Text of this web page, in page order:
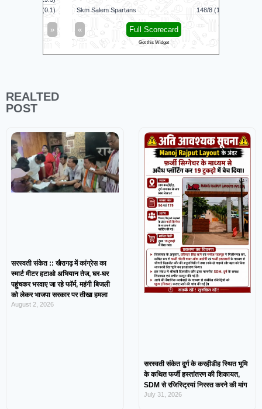
Skm Salem Spartans 148/8 (19.2)
Full Scorecard
Get this Widget
REALTED
POST
सरस्वती संकेत :: खैरागढ़ में कांग्रेस का
स्मार्ट मीटर हटाओ अभियान तेज, घर-घर
पहुंचकर भरवाए जा रहे फॉर्म, महंगी बिजली
को लेकर भाजपा सरकार पर तीखा हमला
August 2, 2026
सरस्वती संकेत दुर्ग के करहीडीह स्थित भूमि
के कथित फर्जी हस्तांतरण की शिकायत,
SDM से रजिस्ट्रियां निरस्त करने की मांग
July 31, 2026